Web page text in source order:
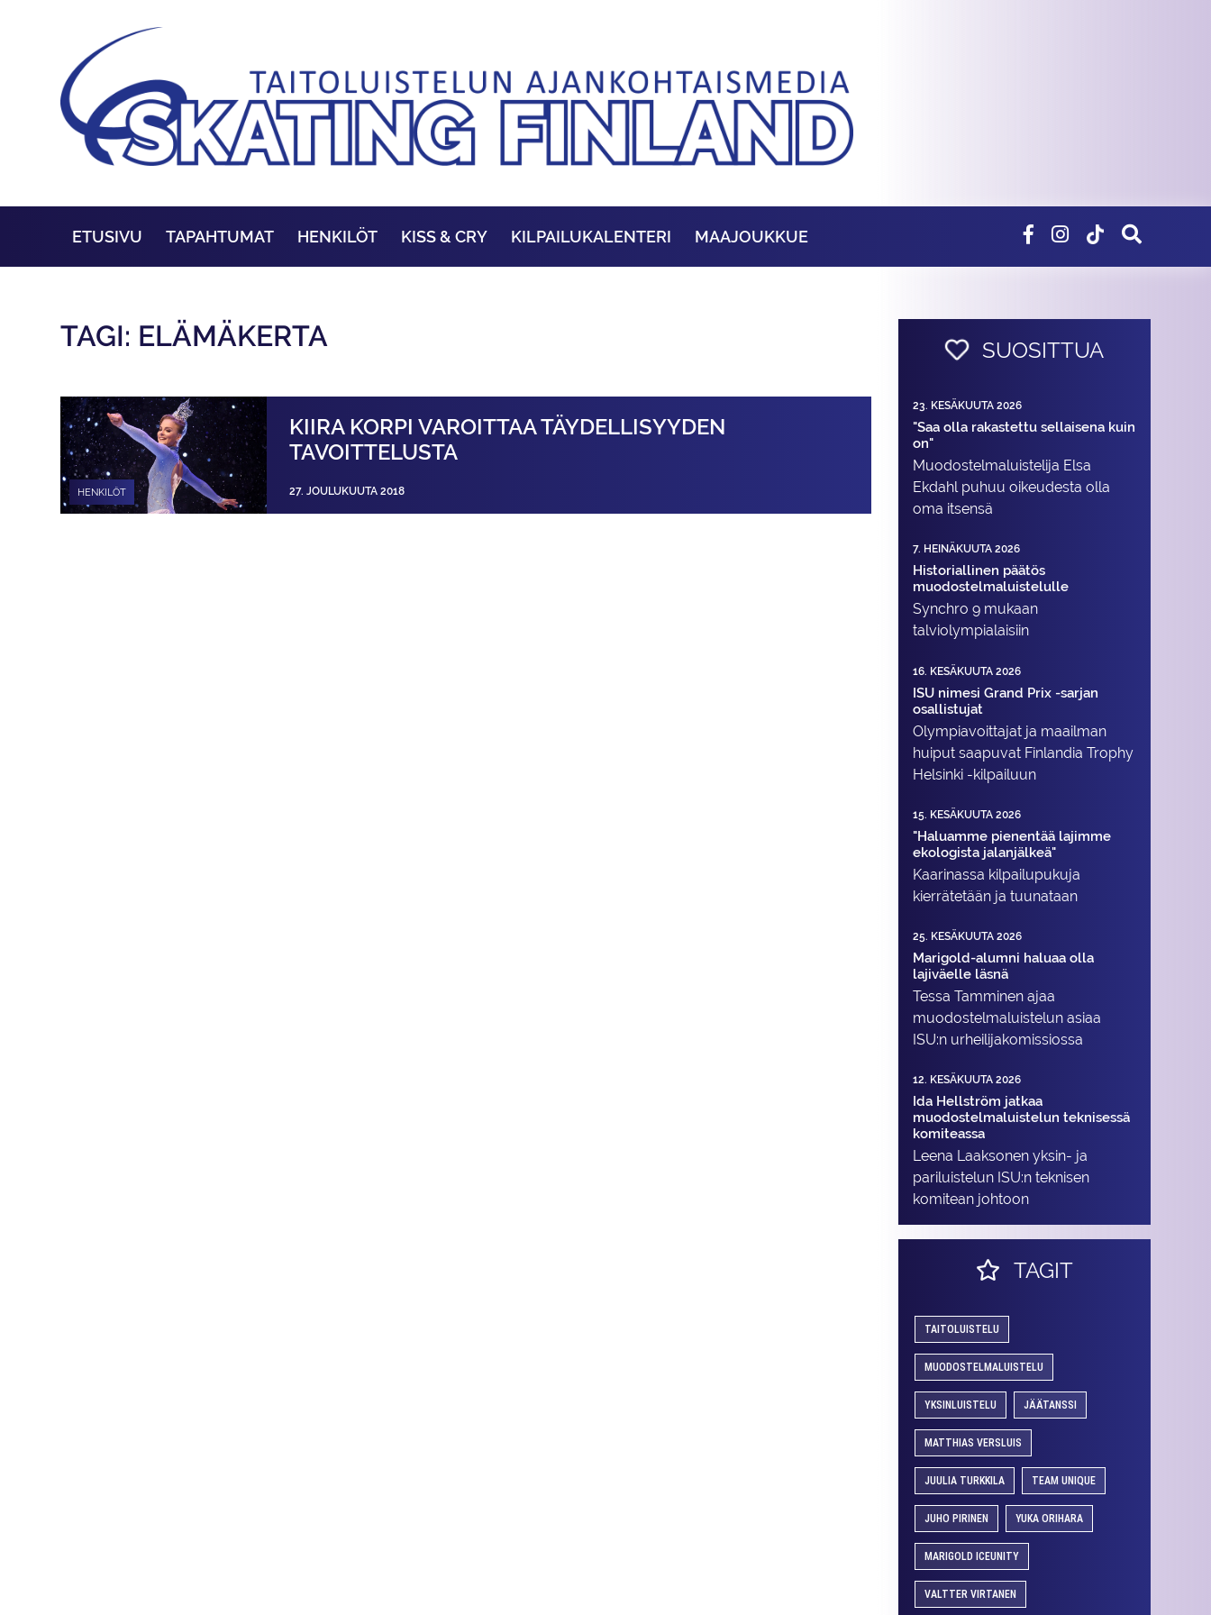
ETUSIVU TAPAHTUMAT HENKILÖT KISS & CRY KILPAILUKALENTERI MAAJOUKKUE
TAGI: ELÄMÄKERTA
HENKILÖT
KIIRA KORPI VAROITTAA TÄYDELLISYYDEN
TAVOITTELUSTA
27. JOULUKUUTA 2018
SUOSITTUA
23. KESÄKUUTA 2026
"Saa olla rakastettu sellaisena kuin
on"
Muodostelma­luistelija Elsa
Ekdahl puhuu oikeudesta olla
oma itsensä
7. HEINÄKUUTA 2026
Historiallinen päätös
muodostelmaluistelulle
Synchro 9 mukaan
talviolympialaisiin
16. KESÄKUUTA 2026
ISU nimesi Grand Prix -sarjan
osallistujat
Olympiavoittajat ja maailman
huiput saapuvat Finlandia Trophy
Helsinki -kilpailuun
15. KESÄKUUTA 2026
"Haluamme pienentää lajimme
ekologista jalanjälkeä"
Kaarinassa kilpailupukuja
kierrätetään ja tuunataan
25. KESÄKUUTA 2026
Marigold-alumni haluaa olla
lajiväelle läsnä
Tessa Tamminen ajaa
muodostelma­luistelun asiaa
ISU:n urheilija­komissiossa
12. KESÄKUUTA 2026
Ida Hellström jatkaa
muodostelmaluistelun teknisessä
komiteassa
Leena Laaksonen yksin- ja
pariluistelun ISU:n teknisen
komitean johtoon
TAGIT
TAITOLUISTELU
MUODOSTELMALUISTELU
YKSINLUISTELU JÄÄTANSSI
MATTHIAS VERSLUIS
JUULIA TURKKILA TEAM UNIQUE
JUHO PIRINEN YUKA ORIHARA
MARIGOLD ICEUNITY
VALTTER VIRTANEN